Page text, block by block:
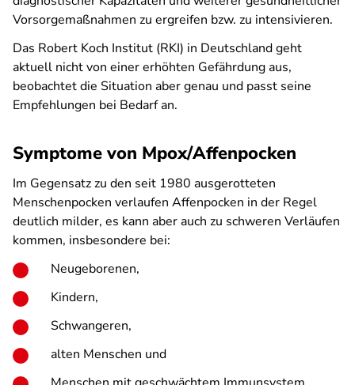
Vorsorgemaßnahmen zu ergreifen bzw. zu intensivieren.
Das Robert Koch Institut (RKI) in Deutschland geht
aktuell nicht von einer erhöhten Gefährdung aus,
beobachtet die Situation aber genau und passt seine
Empfehlungen bei Bedarf an.
Symptome von Mpox/Affenpocken
Im Gegensatz zu den seit 1980 ausgerotteten
Menschenpocken verlaufen Affenpocken in der Regel
deutlich milder, es kann aber auch zu schweren Verläufen
kommen, insbesondere bei:
Neugeborenen,
Kindern,
Schwangeren,
alten Menschen und